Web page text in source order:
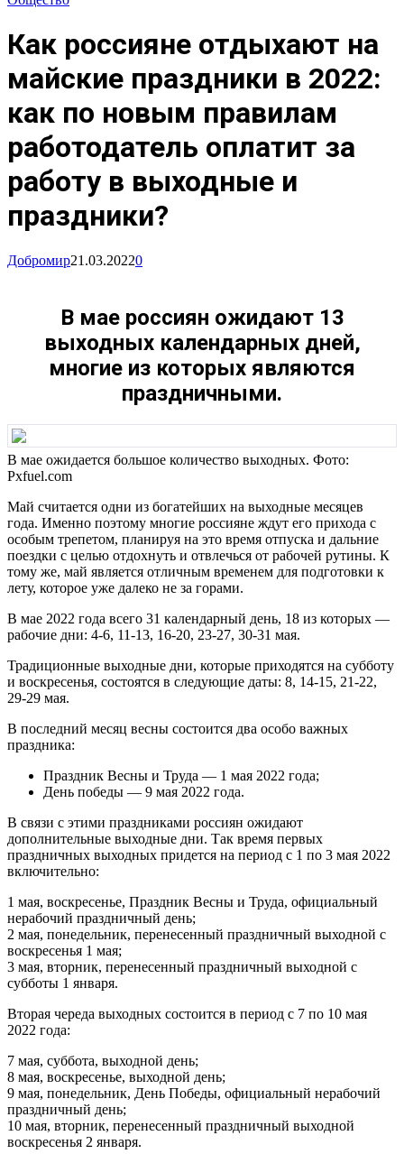
Как россияне отдыхают на
майские праздники в 2022:
как по новым правилам
работодатель оплатит за
работу в выходные и
праздники?
Добромир21.03.20220
В мае россиян ожидают 13
выходных календарных дней,
многие из которых являются
праздничными.
В мае ожидается большое количество выходных. Фото:
Pxfuel.com
Май считается одни из богатейших на выходные месяцев
года. Именно поэтому многие россияне ждут его прихода с
особым трепетом, планируя на это время отпуска и дальние
поездки с целью отдохнуть и отвлечься от рабочей рутины. К
тому же, май является отличным временем для подготовки к
лету, которое уже далеко не за горами.
В мае 2022 года всего 31 календарный день, 18 из которых —
рабочие дни: 4-6, 11-13, 16-20, 23-27, 30-31 мая.
Традиционные выходные дни, которые приходятся на субботу
и воскресенья, состоятся в следующие даты: 8, 14-15, 21-22,
29-29 мая.
В последний месяц весны состоится два особо важных
праздника:
Праздник Весны и Труда — 1 мая 2022 года;
День победы — 9 мая 2022 года.
В связи с этими праздниками россиян ожидают
дополнительные выходные дни. Так время первых
праздничных выходных придется на период с 1 по 3 мая 2022
включительно:
1 мая, воскресенье, Праздник Весны и Труда, официальный
нерабочий праздничный день;
2 мая, понедельник, перенесенный праздничный выходной с
воскресенья 1 мая;
3 мая, вторник, перенесенный праздничный выходной с
субботы 1 января.
Вторая череда выходных состоится в период с 7 по 10 мая
2022 года:
7 мая, суббота, выходной день;
8 мая, воскресенье, выходной день;
9 мая, понедельник, День Победы, официальный нерабочий
праздничный день;
10 мая, вторник, перенесенный праздничный выходной
воскресенья 2 января.